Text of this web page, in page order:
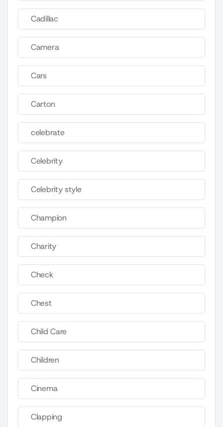
Cadillac
Camera
Cars
Carton
celebrate
Celebrity
Celebrity style
Champion
Charity
Check
Chest
Child Care
Children
Cinema
Clapping